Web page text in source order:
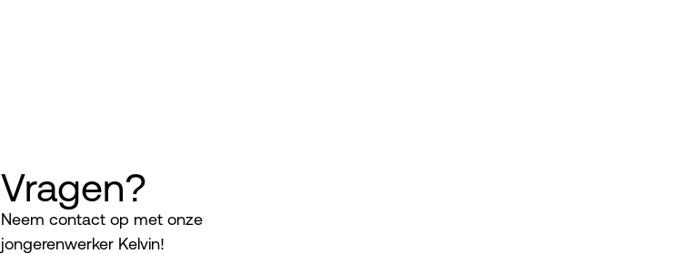
Vragen?
Neem contact op met onze
jongerenwerker Kelvin!